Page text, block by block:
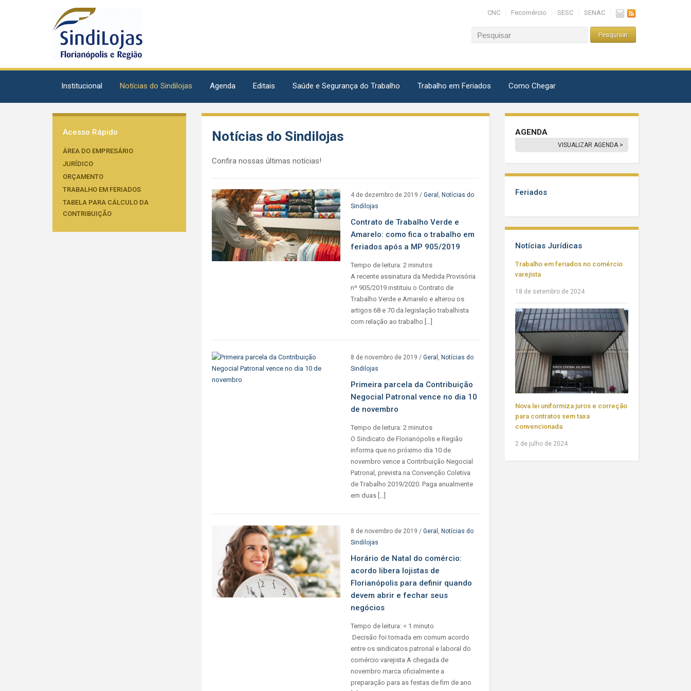
CNC Fecomércio SESC SENAC
Institucional Notícias do Sindilojas Agenda Editais Saúde e Segurança do Trabalho Trabalho em Feriados Como Chegar
Acesso Rápido
ÁREA DO EMPRESÁRIO
JURÍDICO
ORÇAMENTO
TRABALHO EM FERIADOS
TABELA PARA CÁLCULO DA
CONTRIBUIÇÃO
Notícias do Sindilojas
Confira nossas últimas notícias!
4 de dezembro de 2019 / Geral , Notícias do
Sindilojas
Contrato de Trabalho Verde e
Amarelo: como fica o trabalho em
feriados após a MP 905/2019
Tempo de leitura: 2 minutos
A recente assinatura da Medida Provisória
nº 905/2019 instituiu o Contrato de
Trabalho Verde e Amarelo e alterou os
artigos 68 e 70 da legislação trabalhista
com relação ao trabalho […]
8 de novembro de 2019 / Geral , Notícias do
Sindilojas
Primeira parcela da Contribuição
Negocial Patronal vence no dia 10
de novembro
Tempo de leitura: 2 minutos
O Sindicato de Florianópolis e Região
informa que no próximo dia 10 de
novembro vence a Contribuição Negocial
Patronal, prevista na Convenção Coletiva
de Trabalho 2019/2020. Paga anualmente
em duas […]
8 de novembro de 2019 / Geral , Notícias do
Sindilojas
Horário de Natal do comércio:
acordo libera lojistas de
Florianópolis para definir quando
devem abrir e fechar seus
negócios
Tempo de leitura: < 1 minuto
Decisão foi tomada em comum acordo
entre os sindicatos patronal e laboral do
comércio varejista A chegada de
novembro marca oficialmente a
preparação para as festas de fim de ano
AGENDA
VISUALIZAR AGENDA >
Feriados
Notícias Jurídicas
Trabalho em feriados no comércio
varejista
18 de setembro de 2024
Nova lei uniformiza juros e correção
para contratos sem taxa
convencionada
2 de julho de 2024